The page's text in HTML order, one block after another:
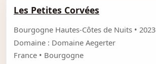
Les Petites Corvées
Bourgogne Hautes-Côtes de Nuits • 2023
Domaine : Domaine Aegerter
France • Bourgogne